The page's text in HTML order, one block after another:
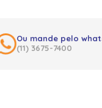
Ou mande pelo
(11) 3675-7400